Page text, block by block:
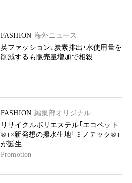
FASHION 海外ニュース
英ファッション、炭素排出・水使用量を
削減するも販売量増加で相殺
FASHION 編集部オリジナル
リサイクルポリエステル「エコペット
®」×新発想の撥水生地「ミノテック®」
が誕生
Promotion